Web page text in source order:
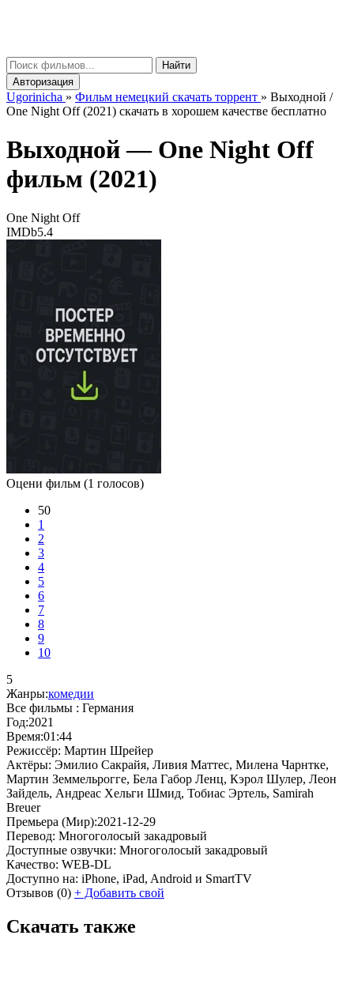
Найти
Авторизация
Ugorinicha » Фильм немецкий скачать торрент » Выходной /
One Night Off (2021) скачать в хорошем качестве бесплатно
Выходной — One Night Off
фильм (2021)
One Night Off
IMDb5.4
Оцени фильм (1 голосов)
50
1
2
3
4
5
6
7
8
9
10
5
Жанры:комедии
Все фильмы : Германия
Год:2021
Время:01:44
Режиссёр: Мартин Шрейер
Актёры: Эмилио Сакрайя, Ливия Маттес, Милена Чарнтке,
Мартин Земмельрогге, Бела Габор Ленц, Кэрол Шулер, Леон
Зайдель, Андреас Хельги Шмид, Тобиас Эртель, Samirah
Breuer
Премьера (Мир):2021-12-29
Перевод: Многоголосый закадровый
Доступные озвучки: Многоголосый закадровый
Качество: WEB-DL
Доступно на: iPhone, iPad, Android и SmartTV
Отзывов (0) + Добавить свой
Скачать также